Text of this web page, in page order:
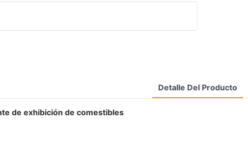
Detalle Del Producto
de exhibición de comestibles